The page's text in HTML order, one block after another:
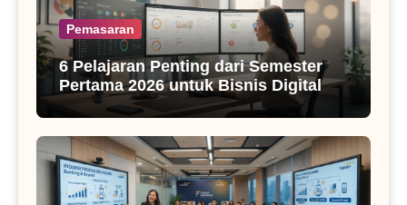
Pemasaran
6 Pelajaran Penting dari Semester
Pertama 2026 untuk Bisnis Digital